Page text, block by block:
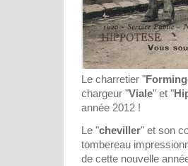
Le charretier "
chargeur "Viale" et "
année 2012 !
Le "cheviller" et son
tombereau
de cette nouvelle